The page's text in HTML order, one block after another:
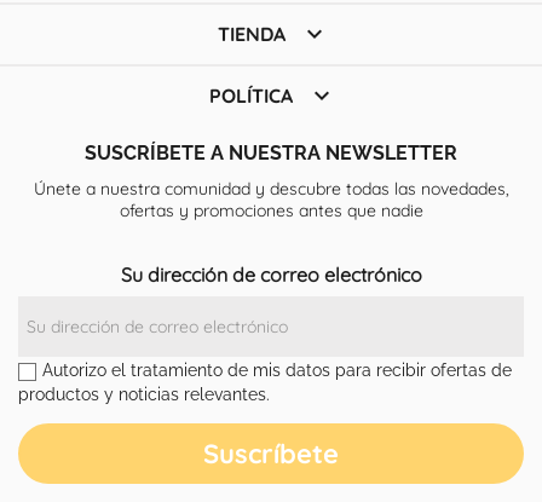
TIENDA 
POLÍTICA 
SUSCRÍBETE A NUESTRA NEWSLETTER
Únete a nuestra comunidad y descubre todas las novedades,
ofertas y promociones antes que nadie
Su dirección de correo electrónico
Autorizo el tratamiento de mis datos para recibir ofertas de
productos y noticias relevantes.